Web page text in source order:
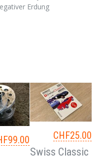
Erdung
99.00 CHF25.00
Swiss Classic